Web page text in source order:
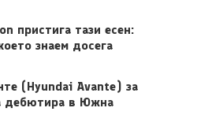
пристига тази есен:
знаем досега
(Hyundai Avante) за
дебютира в Южна